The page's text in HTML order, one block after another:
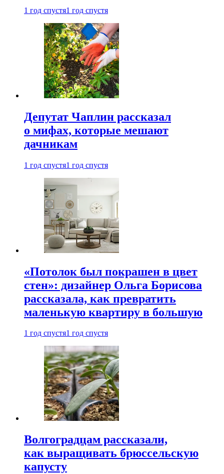
1 год спустя1 год спустя
Депутат Чаплин рассказал
о мифах, которые мешают
дачникам
1 год спустя1 год спустя
«Потолок был покрашен в цвет
стен»: дизайнер Ольга Борисова
рассказала, как превратить
маленькую квартиру в большую
1 год спустя1 год спустя
Волгоградцам рассказали,
как выращивать брюссельскую
капусту